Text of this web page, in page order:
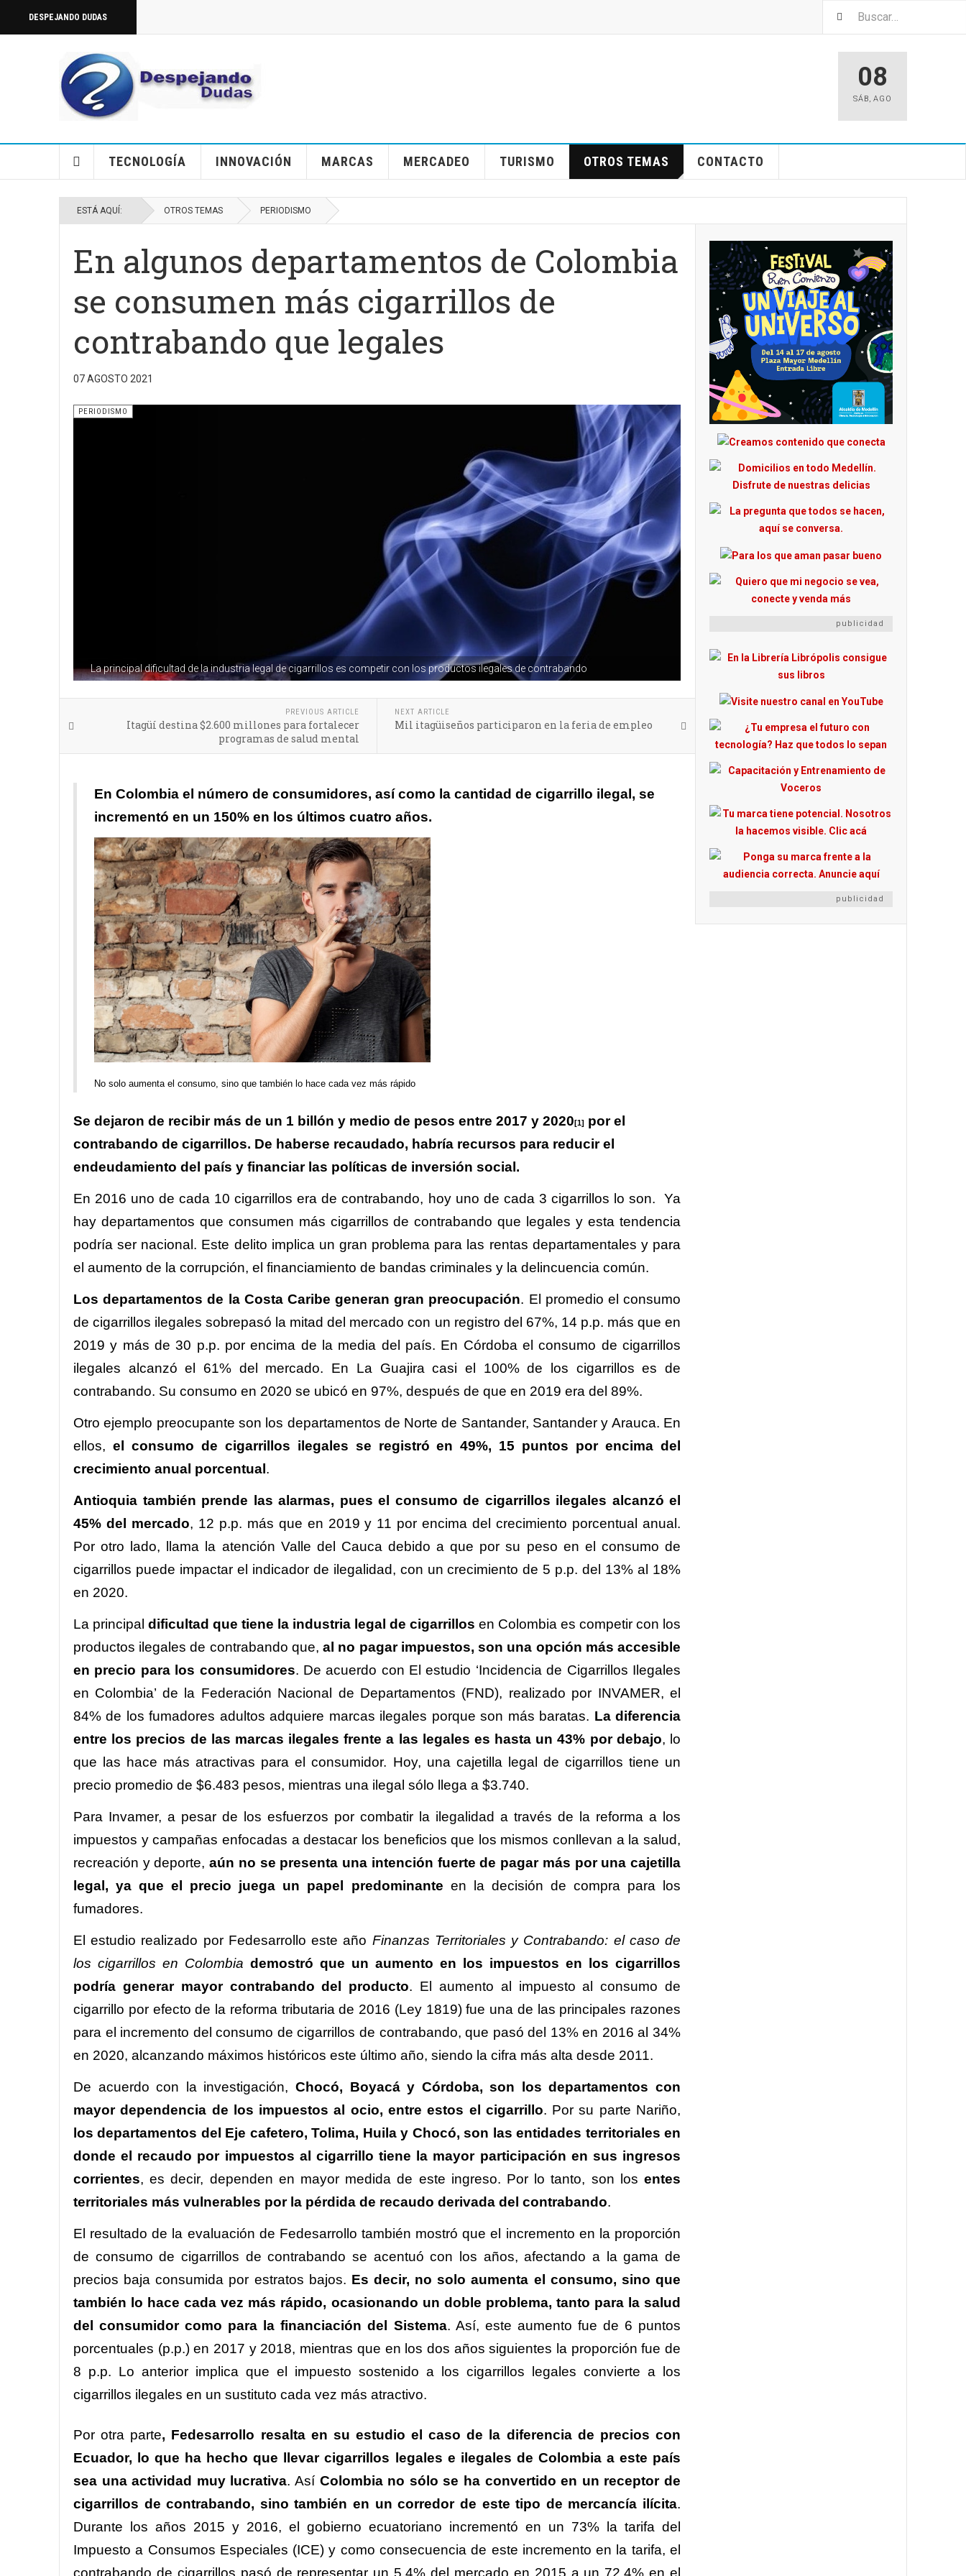
DESPEJANDO DUDAS
08
SÁB, AGO
TECNOLOGÍA INNOVACIÓN MARCAS MERCADEO TURISMO OTROS TEMAS CONTACTO
ESTÁ AQUÍ: OTROS TEMAS PERIODISMO
En algunos departamentos de Colombia
se consumen más cigarrillos de
contrabando que legales
07 AGOSTO 2021
La principal dificultad de la industria legal de cigarrillos es competir con los productos ilegales de contrabando
PERIODISMO
PREVIOUS ARTICLE
Itagüí destina $2.600 millones para fortalecer
programas de salud mental
NEXT ARTICLE
Mil itagüiseños participaron en la feria de empleo
En Colombia el número de consumidores, así como la cantidad de cigarrillo ilegal, se
incrementó en un 150% en los últimos cuatro años.
No solo aumenta el consumo, sino que también lo hace cada vez más rápido
Se dejaron de recibir más de un 1 billón y medio de pesos entre 2017 y 2020[1] por el
contrabando de cigarrillos. De haberse recaudado, habría recursos para reducir el
endeudamiento del país y financiar las políticas de inversión social.
En 2016 uno de cada 10 cigarrillos era de contrabando, hoy uno de cada 3 cigarrillos lo son. Ya
hay departamentos que consumen más cigarrillos de contrabando que legales y esta tendencia
podría ser nacional. Este delito implica un gran problema para las rentas departamentales y para
el aumento de la corrupción, el financiamiento de bandas criminales y la delincuencia común.
Los departamentos de la Costa Caribe generan gran preocupación. El promedio el consumo
de cigarrillos ilegales sobrepasó la mitad del mercado con un registro del 67%, 14 p.p. más que en
2019 y más de 30 p.p. por encima de la media del país. En Córdoba el consumo de cigarrillos
ilegales alcanzó el 61% del mercado. En La Guajira casi el 100% de los cigarrillos es de
contrabando. Su consumo en 2020 se ubicó en 97%, después de que en 2019 era del 89%.
Otro ejemplo preocupante son los departamentos de Norte de Santander, Santander y Arauca. En
ellos, el consumo de cigarrillos ilegales se registró en 49%, 15 puntos por encima del
crecimiento anual porcentual .
Antioquia también prende las alarmas, pues el consumo de cigarrillos ilegales alcanzó el
45% del mercado, 12 p.p. más que en 2019 y 11 por encima del crecimiento porcentual anual.
Por otro lado, llama la atención Valle del Cauca debido a que por su peso en el consumo de
cigarrillos puede impactar el indicador de ilegalidad, con un crecimiento de 5 p.p. del 13% al 18%
en 2020.
La principal dificultad que tiene la industria legal de cigarrillos en Colombia es competir con los
productos ilegales de contrabando que,al no pagar impuestos, son una opción más accesible
en precio para los consumidores. De acuerdo con El estudio ‘Incidencia de Cigarrillos Ilegales
en Colombia’ de la Federación Nacional de Departamentos (FND), realizado por INVAMER, el
84% de los fumadores adultos adquiere marcas ilegales porque son más baratas. La diferencia
entre los precios de las marcas ilegales frente a las legales es hasta un 43% por debajo, lo
que las hace más atractivas para el consumidor. Hoy, una cajetilla legal de cigarrillos tiene un
precio promedio de $6.483 pesos, mientras una ilegal sólo llega a $3.740.
Para Invamer, a pesar de los esfuerzos por combatir la ilegalidad a través de la reforma a los
impuestos y campañas enfocadas a destacar los beneficios que los mismos conllevan a la salud,
recreación y deporte,aún no se presenta una intención fuerte de pagar más por una cajetilla
legal, ya que el precio juega un papel predominante en la decisión de compra para los
fumadores.
El estudio realizado por Fedesarrollo este año Finanzas Territoriales y Contrabando: el caso de
los cigarrillos en Colombia demostró que un aumento en los impuestos en los cigarrillos
podría generar mayor contrabando del producto. El aumento al impuesto al consumo de
cigarrillo por efecto de la reforma tributaria de 2016 (Ley 1819) fue una de las principales razones
para el incremento del consumo de cigarrillos de contrabando, que pasó del 13% en 2016 al 34%
en 2020, alcanzando máximos históricos este último año, siendo la cifra más alta desde 2011.
De acuerdo con la investigación, Chocó, Boyacá y Córdoba, son los departamentos con
mayor dependencia de los impuestos al ocio, entre estos el cigarrillo. Por su parte Nariño,
los departamentos del Eje cafetero, Tolima, Huila y Chocó, son las entidades territoriales en
donde el recaudo por impuestos al cigarrillo tiene la mayor participación en sus ingresos
corrientes, es decir, dependen en mayor medida de este ingreso. Por lo tanto, son los entes
territoriales más vulnerables por la pérdida de recaudo derivada del contrabando.
El resultado de la evaluación de Fedesarrollo también mostró que el incremento en la proporción
de consumo de cigarrillos de contrabando se acentuó con los años, afectando a la gama de
precios baja consumida por estratos bajos. Es decir, no solo aumenta el consumo, sino que
también lo hace cada vez más rápido, ocasionando un doble problema, tanto para la salud
del consumidor como para la financiación del Sistema. Así, este aumento fue de 6 puntos
porcentuales (p.p.) en 2017 y 2018, mientras que en los dos años siguientes la proporción fue de
8 p.p. Lo anterior implica que el impuesto sostenido a los cigarrillos legales convierte a los
cigarrillos ilegales en un sustituto cada vez más atractivo.
Por otra parte, Fedesarrollo resalta en su estudio el caso de la diferencia de precios con
Ecuador, lo que ha hecho que llevar cigarrillos legales e ilegales de Colombia a este país
sea una actividad muy lucrativa. Así Colombia no sólo se ha convertido en un receptor de
cigarrillos de contrabando, sino también en un corredor de este tipo de mercancía ilícita.
Durante los años 2015 y 2016, el gobierno ecuatoriano incrementó en un 73% la tarifa del
Impuesto a Consumos Especiales (ICE) y como consecuencia de este incremento en la tarifa, el
contrabando de cigarrillos pasó de representar un 5,4% del mercado en 2015 a un 72,4% en el
publicidad
publicidad